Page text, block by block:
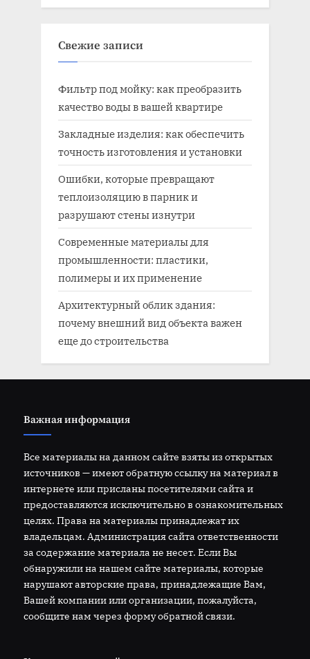
Свежие записи
Фильтр под мойку: как преобразить
качество воды в вашей квартире
Закладные изделия: как обеспечить
точность изготовления и установки
Ошибки, которые превращают
теплоизоляцию в парник и
разрушают стены изнутри
Современные материалы для
промышленности: пластики,
полимеры и их применение
Архитектурный облик здания:
почему внешний вид объекта важен
еще до строительства
Важная информация
Все материалы на данном сайте взяты из открытых
источников — имеют обратную ссылку на материал в
интернете или присланы посетителями сайта и
предоставляются исключительно в ознакомительных
целях. Права на материалы принадлежат их
владельцам. Администрация сайта ответственности
за содержание материала не несет. Если Вы
обнаружили на нашем сайте материалы, которые
нарушают авторские права, принадлежащие Вам,
Вашей компании или организации, пожалуйста,
сообщите нам через форму обратной связи.